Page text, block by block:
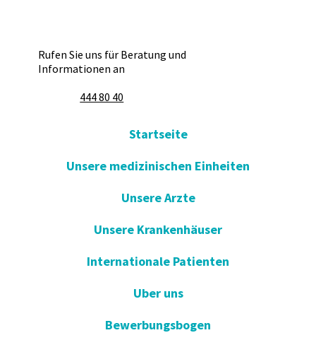
Rufen Sie uns für Beratung und
Informationen an
444 80 40
Startseite
Unsere medizinischen Einheiten
Unsere Arzte
Unsere Krankenhäuser
Internationale Patienten
Uber uns
Bewerbungsbogen